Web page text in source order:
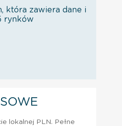
która zawiera dane i
rynków
lokalnej PLN. Pełne